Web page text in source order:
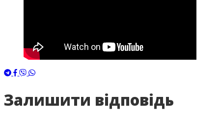
Залишити відповідь